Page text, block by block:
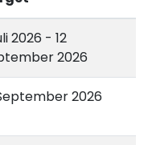
2026 - 12
2026
2026